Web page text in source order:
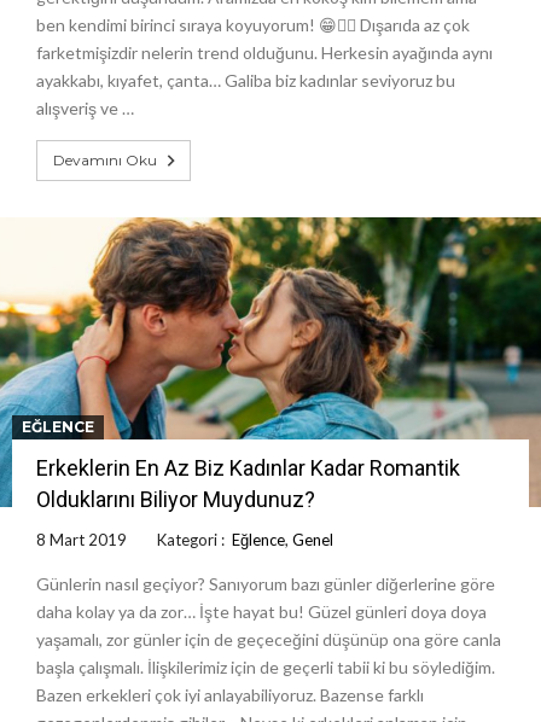
ben kendimi birinci sıraya koyuyorum! 😁🤦‍♀️ Dışarıda az çok
farketmişizdir nelerin trend olduğunu. Herkesin ayağında aynı
ayakkabı, kıyafet, çanta… Galiba biz kadınlar seviyoruz bu
alışveriş ve …
Devamını Oku
EĞLENCE
Erkeklerin En Az Biz Kadınlar Kadar Romantik
Olduklarını Biliyor Muydunuz?
8 Mart 2019 Kategori : Eğlence, Genel
Günlerin nasıl geçiyor? Sanıyorum bazı günler diğerlerine göre
daha kolay ya da zor… İşte hayat bu! Güzel günleri doya doya
yaşamalı, zor günler için de geçeceğini düşünüp ona göre canla
başla çalışmalı. İlişkilerimiz için de geçerli tabii ki bu söylediğim.
Bazen erkekleri çok iyi anlayabiliyoruz. Bazense farklı